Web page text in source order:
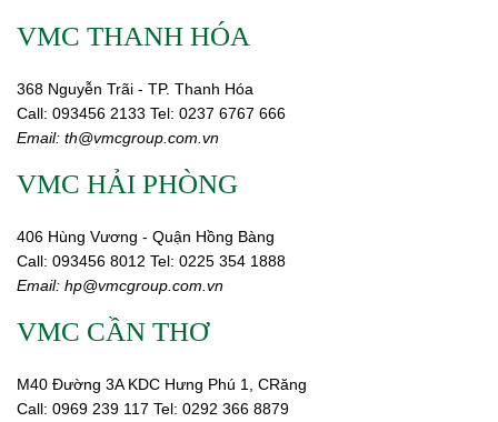
VMC THANH HÓA
368 Nguyễn Trãi - TP. Thanh Hóa
Call: 093456 2133 Tel: 0237 6767 666
Email: th@vmcgroup.com.vn
VMC HẢI PHÒNG
406 Hùng Vương - Quận Hồng Bàng
Call: 093456 8012 Tel: 0225 354 1888
Email: hp@vmcgroup.com.vn
VMC CẦN THƠ
M40 Đường 3A KDC Hưng Phú 1, CRăng
Call: 0969 239 117 Tel: 0292 366 8879